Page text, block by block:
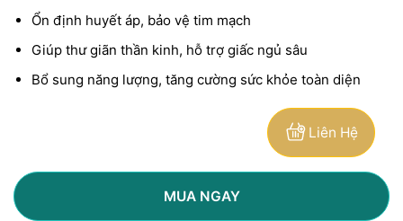
Ổn định huyết áp, bảo vệ tim mạch
Giúp thư giãn thần kinh, hỗ trợ giấc ngủ sâu
Bổ sung năng lượng, tăng cường sức khỏe toàn diện
Liên Hệ
MUA NGAY